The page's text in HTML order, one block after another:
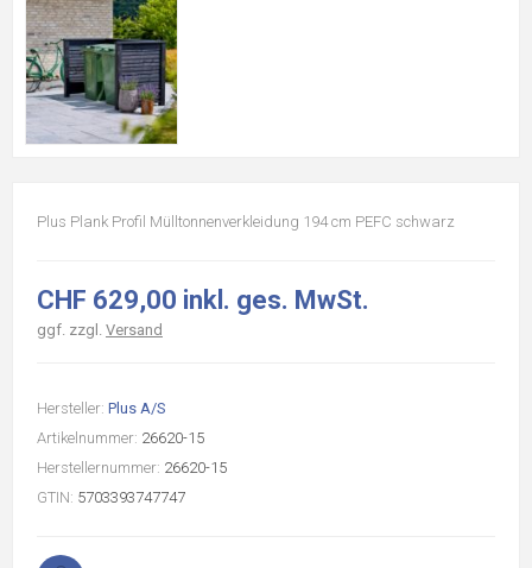
Plus Plank Profil Mülltonnenverkleidung 194 cm PEFC schwarz
CHF 629,00 inkl. ges. MwSt.
ggf. zzgl. Versand
Hersteller: Plus A/S
Artikelnummer: 26620-15
Herstellernummer: 26620-15
GTIN: 5703393747747